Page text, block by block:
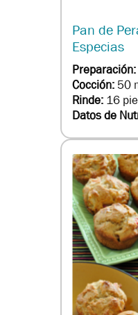
Pan de
Especias
Preparación:
Cocción: 50
Rinde: 16
Datos de